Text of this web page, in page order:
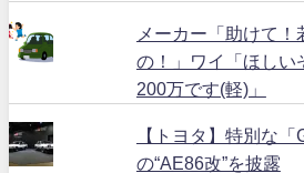
メーカー「助けて
の！」ワイ「ほしい
200万です(軽)」
【トヨタ】特別な
の“AE86改”を披露